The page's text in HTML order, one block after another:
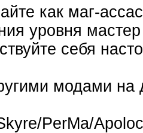
как маг-
уровня
себя
модами на
PerMa/